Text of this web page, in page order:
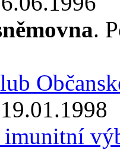
.
imunitní